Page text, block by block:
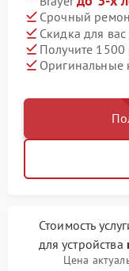
Срочный
Скидка для вас
Получите
Оригинальные
Стоимость
для устройства
Цена